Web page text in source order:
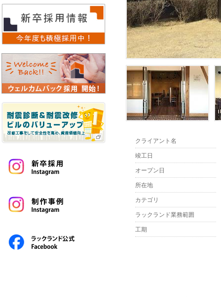
クライアント名
竣工日
オープン日
所在地
カテゴリ
ラックランド業務範囲
工期